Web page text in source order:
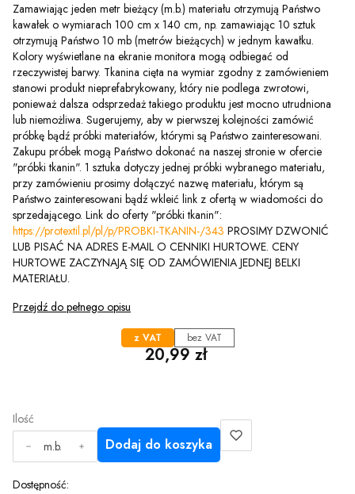
Zamawiając jeden metr bieżący (m.b.) materiału otrzymują Państwo
kawałek o wymiarach 100 cm x 140 cm, np. zamawiając 10 sztuk
otrzymują Państwo 10 mb (metrów bieżących) w jednym kawałku.
Kolory wyświetlane na ekranie monitora mogą odbiegać od
rzeczywistej barwy. Tkanina cięta na wymiar zgodny z zamówieniem
stanowi produkt nieprefabrykowany, który nie podlega zwrotowi,
ponieważ dalsza odsprzedaż takiego produktu jest mocno utrudniona
lub niemożliwa. Sugerujemy, aby w pierwszej kolejności zamówić
próbkę bądź próbki materiałów, którymi są Państwo zainteresowani.
Zakupu próbek mogą Państwo dokonać na naszej stronie w ofercie
"próbki tkanin". 1 sztuka dotyczy jednej próbki wybranego materiału,
przy zamówieniu prosimy dołączyć nazwę materiału, którym są
Państwo zainteresowani bądź wkleić link z ofertą w wiadomości do
sprzedającego. Link do oferty "próbki tkanin":
https://protextil.pl/pl/p/PROBKI-TKANIN-/343 PROSIMY DZWONIĆ
LUB PISAĆ NA ADRES E-MAIL O CENNIKI HURTOWE. CENY
HURTOWE ZACZYNAJĄ SIĘ OD ZAMÓWIENIA JEDNEJ BELKI
MATERIAŁU.
Przejdź do pełnego opisu
z VAT bez VAT
Cena
20,99 zł
Ilość
m.b.
Dodaj do koszyka
Dostępność: